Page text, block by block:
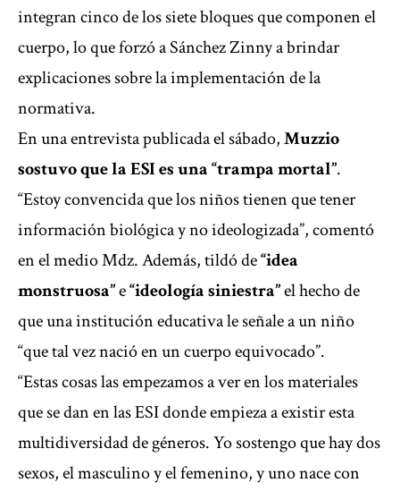
integran cinco de los siete bloques que componen el
cuerpo, lo que forzó a Sánchez Zinny a brindar
explicaciones sobre la implementación de la
normativa.
En una entrevista publicada el sábado,Muzzio
sostuvo que la ESI es una “trampa mortal”.
“Estoy convencida que los niños tienen que tener
información biológica y no ideologizada”, comentó
en el medio Mdz. Además, tildó de“idea
monstruosa”e“ideología siniestra”el hecho de
que una institución educativa le señale a un niño
“que tal vez nació en un cuerpo equivocado”.
“Estas cosas las empezamos a ver en los materiales
que se dan en las ESI donde empieza a existir esta
multidiversidad de géneros. Yo sostengo que hay dos
sexos, el masculino y el femenino, y uno nace con